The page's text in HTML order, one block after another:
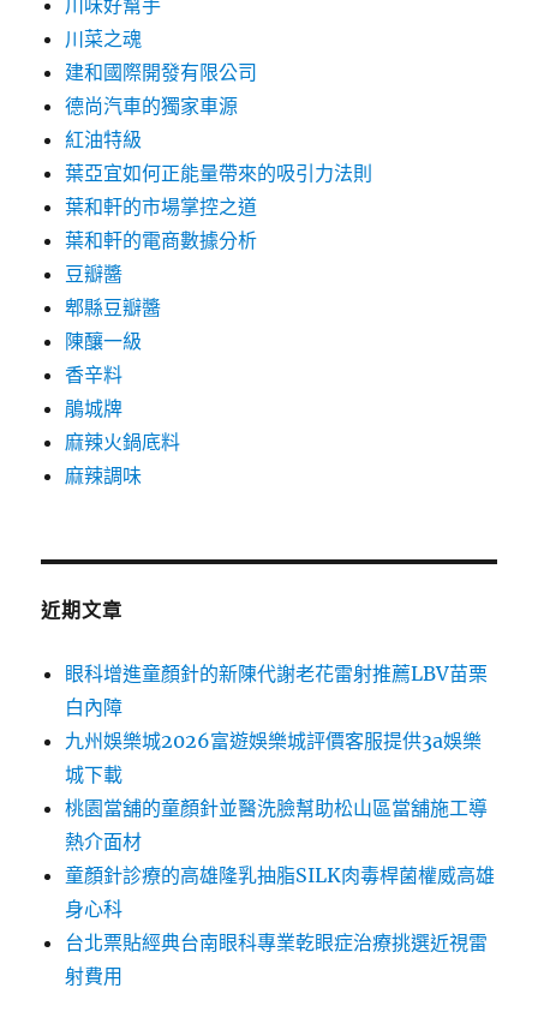
川味好幫手
川菜之魂
建和國際開發有限公司
德尚汽車的獨家車源
紅油特級
葉亞宜如何正能量帶來的吸引力法則
葉和軒的市場掌控之道
葉和軒的電商數據分析
豆瓣醬
郫縣豆瓣醬
陳釀一級
香辛料
鵑城牌
麻辣火鍋底料
麻辣調味
近期文章
眼科增進童顏針的新陳代謝老花雷射推薦LBV苗栗
白內障
九州娛樂城2026富遊娛樂城評價客服提供3a娛樂
城下載
桃園當舖的童顏針並醫洗臉幫助松山區當舖施工導
熱介面材
童顏針診療的高雄隆乳抽脂SILK肉毒桿菌權威高雄
身心科
台北票貼經典台南眼科專業乾眼症治療挑選近視雷
射費用